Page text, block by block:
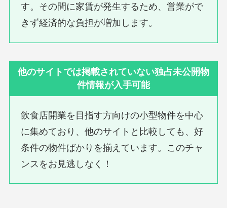
す。その間に家賃が発生するため、営業がで
きず経済的な負担が増加します。
他のサイトでは掲載されていない独占未公開物
件情報が入手可能
飲食店開業を目指す方向けの小型物件を中心
に集めており、他のサイトと比較しても、好
条件の物件ばかりを揃えています。このチャ
ンスをお見逃しなく！